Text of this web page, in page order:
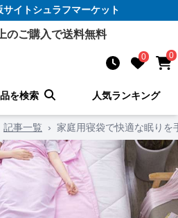
サイトシュラフマーケット
のご購入で送料無料
0 0
を検索 人気ランキング
記事一覧 › 家庭用寝袋で快適な眠りを